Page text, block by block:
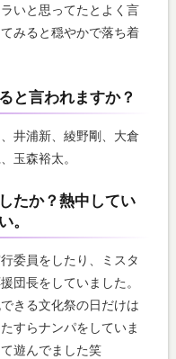
いと思ってたとよく言
みると穏やかで落ち着
と言われますか？
井浦新、綾野剛、大倉
玉森裕太。
たか？熱中してい
。
委員をしたり、ミスタ
団長をしていました。
きる文化祭の日だけは
すらナンパをしていま
遊んでました笑